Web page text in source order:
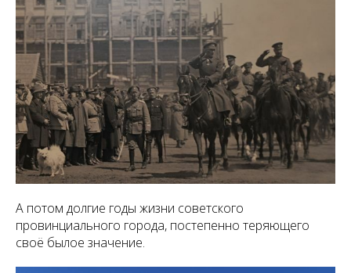
А потом долгие годы жизни советского
провинциального города, постепенно теряющего
своё былое значение.